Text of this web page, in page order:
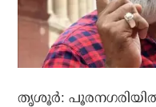
തൃശൂർ: